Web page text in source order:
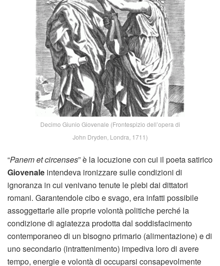
Decimo Giunio Giovenale (Frontespizio dell’opera di
John Dryden, Londra, 1711)
“Panem et circenses” è la locuzione con cui il poeta satirico
Giovenale intendeva ironizzare sulle condizioni di
ignoranza in cui venivano tenute le plebi dai dittatori
romani. Garantendole cibo e svago, era infatti possibile
assoggettarle alle proprie volontà politiche perché la
condizione di agiatezza prodotta dal soddisfacimento
contemporaneo di un bisogno primario (alimentazione) e di
uno secondario (intrattenimento) impediva loro di avere
tempo, energie e volontà di occuparsi consapevolmente